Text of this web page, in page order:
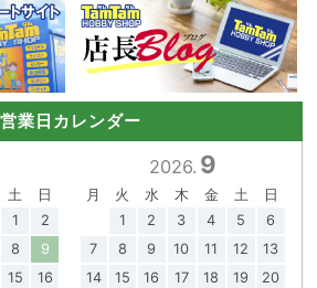
営業日カレンダー
土
日
1
2
8
9
15
16
2026. 9
月 火 水 木 金 土
日
1
2 3 4 5
6
7
8 9 10 11 12
13
14
15 16 17 18 19
20